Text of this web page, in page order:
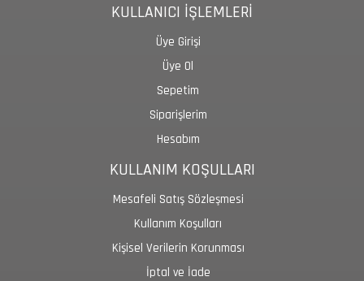
KULLANICI İŞLEMLERİ
Üye Girişi
Üye Ol
Sepetim
Siparişlerim
Hesabım
KULLANIM KOŞULLARI
Mesafeli Satış Sözleşmesi
Kullanım Koşulları
Kişisel Verilerin Korunması
İptal ve İade